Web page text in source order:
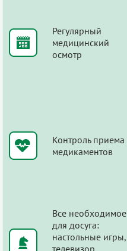
Регулярный
медицинский
осмотр
Контроль приема
медикаментов
Все необходимое
для досуга:
настольные игры,
телевизор,